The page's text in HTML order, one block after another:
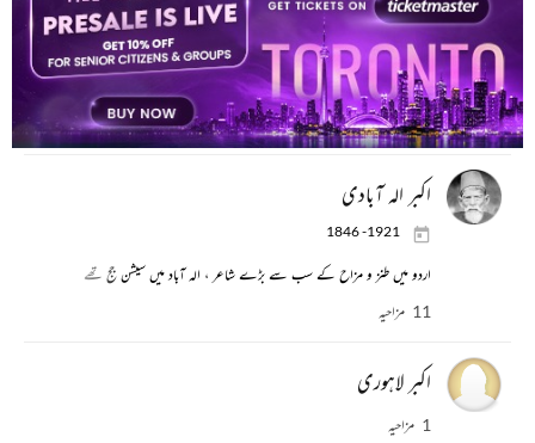
انور مسعود
1935
برصغیر میں طنز و مزاح کے ممتاز شاعر
18 مزاحیہ
اکبر الہ آبادی
1846 -1921
اردو میں طنز و مزاح کے سب سے بڑے شاعر ، الہ آباد میں سیشن جج تھے
11 مزاحیہ
اکبر لاہوری
1 مزاحیہ